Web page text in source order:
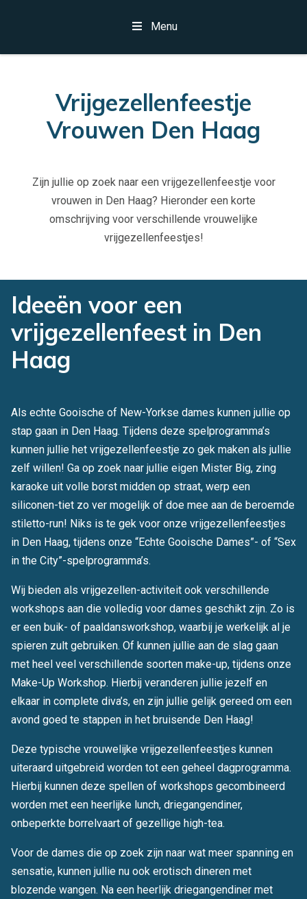
Menu
Vrijgezellenfeestje
Vrouwen Den Haag
Zijn jullie op zoek naar een vrijgezellenfeestje voor
vrouwen in Den Haag? Hieronder een korte
omschrijving voor verschillende vrouwelijke
vrijgezellenfeestjes!
Ideeën voor een
vrijgezellenfeest in Den
Haag
Als echte Gooische of New-Yorkse dames kunnen jullie op
stap gaan in Den Haag. Tijdens deze spelprogramma’s
kunnen jullie het vrijgezellenfeestje zo gek maken als jullie
zelf willen! Ga op zoek naar jullie eigen Mister Big, zing
karaoke uit volle borst midden op straat, werp een
siliconen-tiet zo ver mogelijk of doe mee aan de beroemde
stiletto-run! Niks is te gek voor onze vrijgezellenfeestjes
in Den Haag, tijdens onze “Echte Gooische Dames”- of “Sex
in the City”-spelprogramma’s.
Wij bieden als vrijgezellen-activiteit ook verschillende
workshops aan die volledig voor dames geschikt zijn. Zo is
er een buik- of paaldansworkshop, waarbij je werkelijk al je
spieren zult gebruiken. Of kunnen jullie aan de slag gaan
met heel veel verschillende soorten make-up, tijdens onze
Make-Up Workshop. Hierbij veranderen jullie jezelf en
elkaar in complete diva’s, en zijn jullie gelijk gereed om een
avond goed te stappen in het bruisende Den Haag!
Deze typische vrouwelijke vrijgezellenfeestjes kunnen
uiteraard uitgebreid worden tot een geheel dagprogramma.
Hierbij kunnen deze spellen of workshops gecombineerd
worden met een heerlijke lunch, driegangendiner,
onbeperkte borrelvaart of gezellige high-tea.
Voor de dames die op zoek zijn naar wat meer spanning en
sensatie, kunnen jullie nu ook erotisch dineren met
blozende wangen. Na een heerlijk driegangendiner met